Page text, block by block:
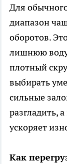
Для
диапазон
оборотов.
лишнюю
плотный
выбирать
сильные
разгладить,
ускоряет
Как